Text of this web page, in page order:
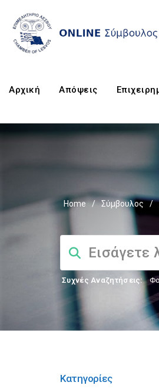
Αρχική Απόψεις
Home / Σύμβουλος /
Συχνές Αναζητήσεις:
Κατηγορίες